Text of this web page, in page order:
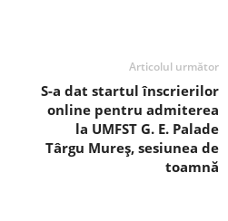
Articolul următor
S-a dat startul înscrierilor
online pentru admiterea
la UMFST G. E. Palade
Târgu Mureș, sesiunea de
toamnă